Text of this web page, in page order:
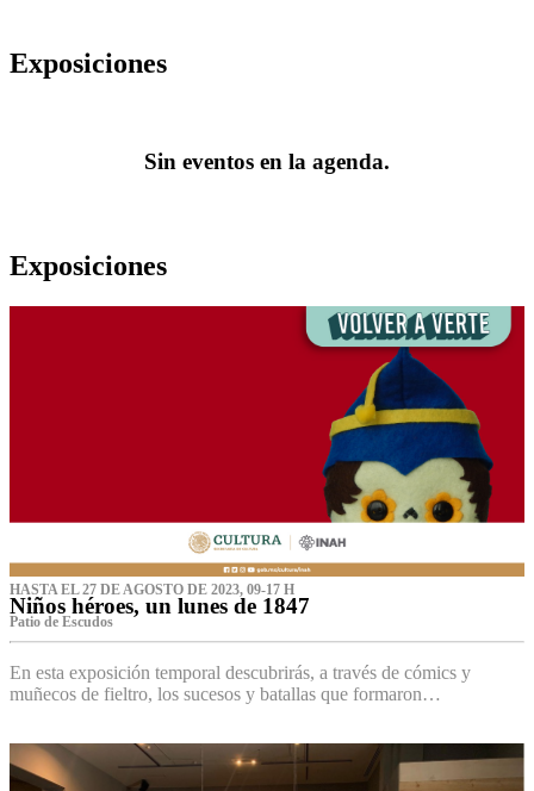
Exposiciones
Sin eventos en la agenda.
Exposiciones
HASTA EL 27 DE AGOSTO DE 2023, 09-17 H
Niños héroes, un lunes de 1847
Patio de Escudos
En esta exposición temporal descubrirás, a través de cómics y
muñecos de fieltro, los sucesos y batallas que formaron…